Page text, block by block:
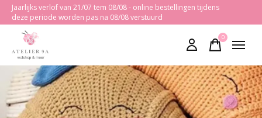
Jaarlijks verlof van 21/07 tem 08/08 - online bestellingen tijdens
deze periode worden pas na 08/08 verstuurd
0items